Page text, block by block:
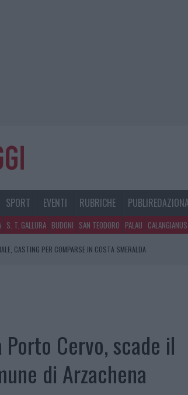
SPORT EVENTI RUBRICHE
S. T. GALLURA BUDONI SAN TEODORO PALAU CALANGIANUS
LA GRANDE SFIDA DELLA VELA NELL’ESTATE 2026
Cervo, scade il
di Arzachena